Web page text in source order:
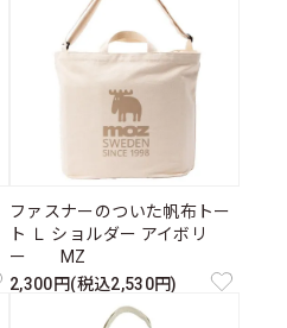
ファスナーのついた帆布トー
ト Ｌ ショルダー アイボリ
ー MZ
2,300円(税込2,530円)